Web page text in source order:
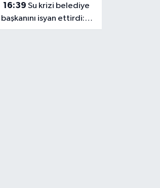
emek ister, yürek ister'
16:39
başkanını isyan ettirdi:
Faturasını ödemeyen